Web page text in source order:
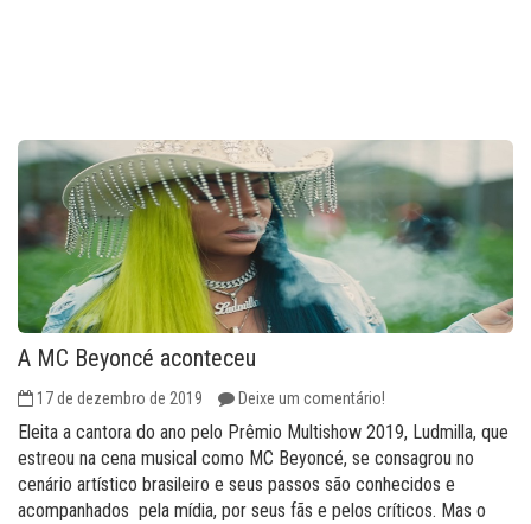
A MC Beyoncé aconteceu
17 de dezembro de 2019 Deixe um comentário!
Eleita a cantora do ano pelo Prêmio Multishow 2019, Ludmilla, que
estreou na cena musical como MC Beyoncé, se consagrou no
cenário artístico brasileiro e seus passos são conhecidos e
acompanhados pela mídia, por seus fãs e pelos críticos. Mas o